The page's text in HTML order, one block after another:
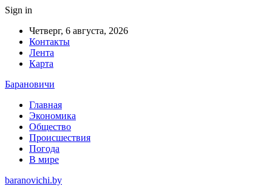
Sign in
Четверг, 6 августа, 2026
Контакты
Лента
Карта
Барановичи
Главная
Экономика
Общество
Происшествия
Погода
В мире
baranovichi.by